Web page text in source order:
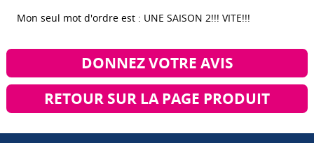
Mon seul mot d'ordre est : UNE SAISON 2!!! VITE!!!
DONNEZ VOTRE AVIS
RETOUR SUR LA PAGE PRODUIT